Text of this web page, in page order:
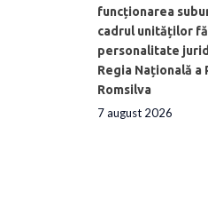
funcționarea
cadrul unităților
personalitate
Regia Națională a
Romsilva
7 august 2026